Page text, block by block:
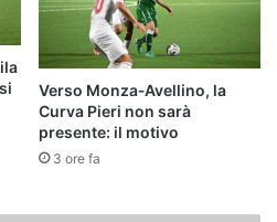
Verso Monza‑Avellino, la
Curva Pieri non sarà
presente: il motivo
3 ore fa